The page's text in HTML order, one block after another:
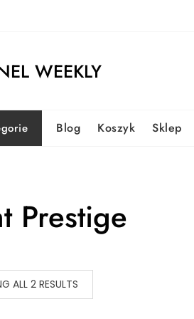
WEEKLY
Blog Koszyk Sklep
Prestige
ALL 2 RESULTS